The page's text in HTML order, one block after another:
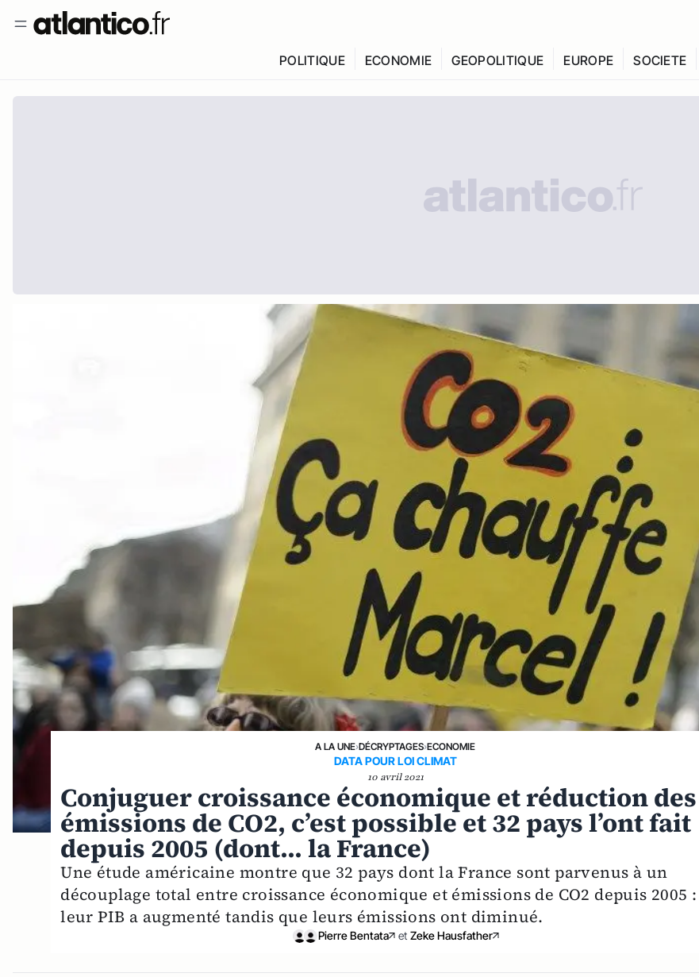
POLITIQUE ECONOMIE GEOPOLITIQUE EUROPE SOCIETE
A LA UNE›DÉCRYPTAGES›ECONOMIE
DATA POUR LOI CLIMAT
10 avril 2021
Conjuguer croissance économique et réduction des
émissions de CO2, c’est possible et 32 pays l’ont fait
depuis 2005 (dont... la France)
Une étude américaine montre que 32 pays dont la France sont parvenus à un
découplage total entre croissance économique et émissions de CO2 depuis 2005 :
leur PIB a augmenté tandis que leurs émissions ont diminué.
Pierre Bentata et Zeke Hausfather